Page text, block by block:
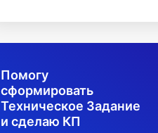
Помогу
сформировать
Техническое Задание
и сделаю КП